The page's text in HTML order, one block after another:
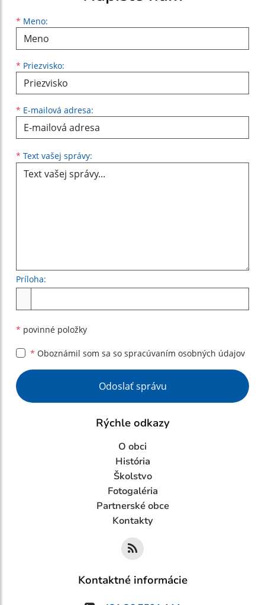
* Meno:
Meno
* Priezvisko:
Priezvisko
* E-mailová adresa:
E-mailová adresa
* Text vašej správy:
Príloha:
* povinné položky
* Oboznámil som sa so spracúvaním osobných údajov
Google reCaptcha Response
Odoslať správu
Rýchle odkazy
O obci
História
Školstvo
Fotogaléria
Partnerské obce
Kontakty
Kontaktné informácie